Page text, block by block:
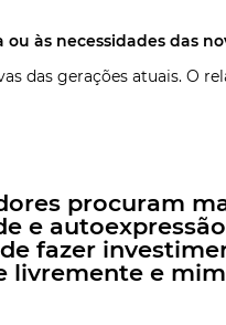
às necessidades das
das gerações atuais. O
procuram
e
fazer
livremente e